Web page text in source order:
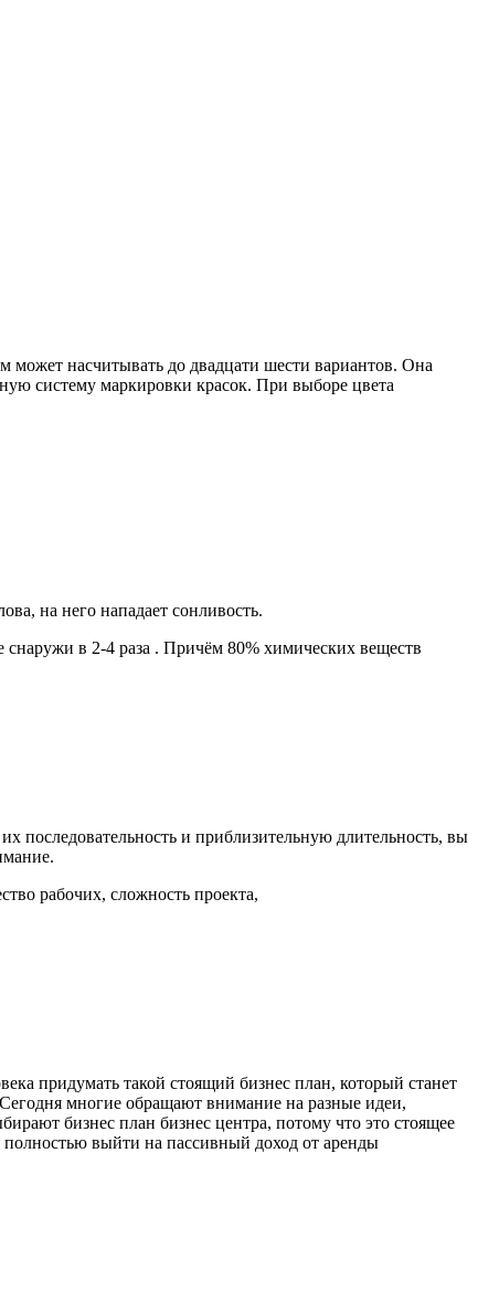
может насчитывать до двадцати шести вариантов. Она
систему маркировки красок. При выборе цвета
на него нападает сонливость.
в 2-4 раза . Причём 80% химических веществ
последовательность и приблизительную длительность, вы
рабочих, сложность проекта,
придумать такой стоящий бизнес план, который станет
многие обращают внимание на разные идеи,
бизнес план бизнес центра, потому что это стоящее
выйти на пассивный доход от аренды